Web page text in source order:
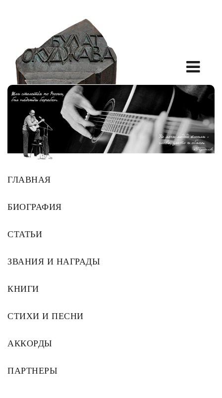
ГЛАВНАЯ
БИОГРАФИЯ
СТАТЬИ
ЗВАНИЯ И НАГРАДЫ
КНИГИ
СТИХИ И ПЕСНИ
АККОРДЫ
ПАРТНЕРЫ